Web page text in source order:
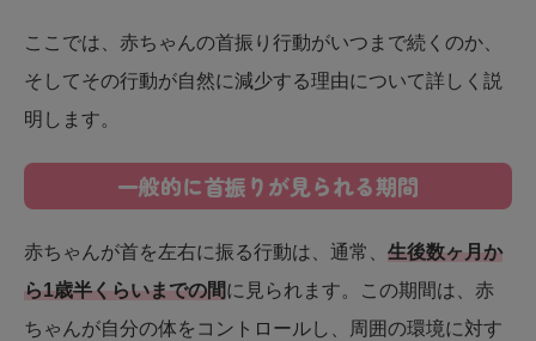
ここでは、赤ちゃんの首振り行動がいつまで続くのか、
そしてその行動が自然に減少する理由について詳しく説
明します。
一般的に首振りが見られる期間
赤ちゃんが首を左右に振る行動は、通常、 生後数ヶ月か
ら1歳半くらいまでの間に見られます。この期間は、赤
ちゃんが自分の体をコントロールし、周囲の環境に対す